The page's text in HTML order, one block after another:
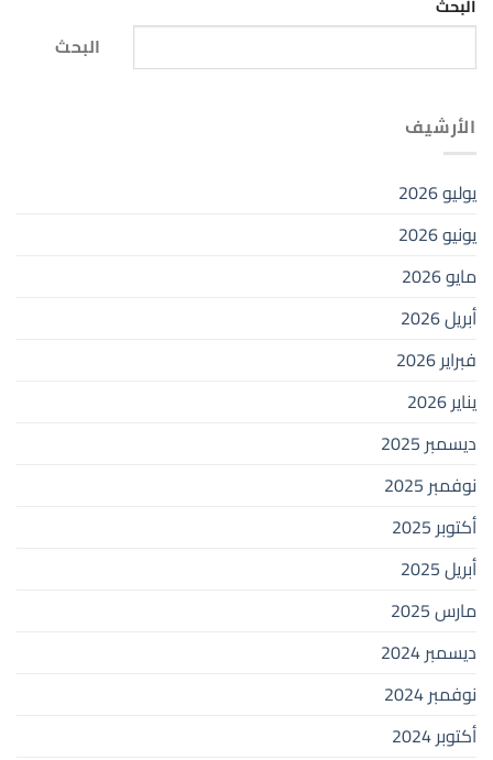
البحث
البحث
الأرشيف
يوليو 2026
يونيو 2026
مايو 2026
أبريل 2026
فبراير 2026
يناير 2026
ديسمبر 2025
نوفمبر 2025
أكتوبر 2025
أبريل 2025
مارس 2025
ديسمبر 2024
نوفمبر 2024
أكتوبر 2024